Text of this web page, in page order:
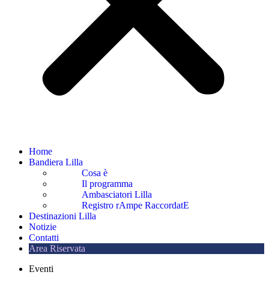
Home
Bandiera Lilla
Cosa è
Il programma
Ambasciatori Lilla
Registro rAmpe RaccordatE
Destinazioni Lilla
Notizie
Contatti
Area Riservata
Eventi